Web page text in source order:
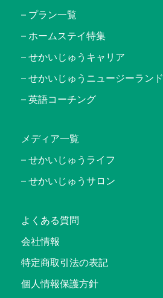
プラン一覧
ホームステイ特集
せかいじゅうキャリア
せかいじゅうニュージーランド
英語コーチング
メディア一覧
せかいじゅうライフ
せかいじゅうサロン
よくある質問
会社情報
特定商取引法の表記
個人情報保護方針